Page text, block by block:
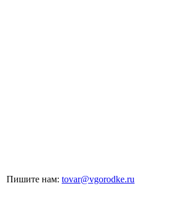
Пишите нам: tovar@vgorodke.ru